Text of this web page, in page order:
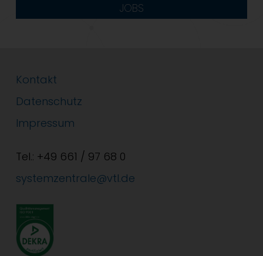
JOBS
Kontakt
Datenschutz
Impressum
Tel.: +49 661 / 97 68 0
systemzentrale@vtl.de